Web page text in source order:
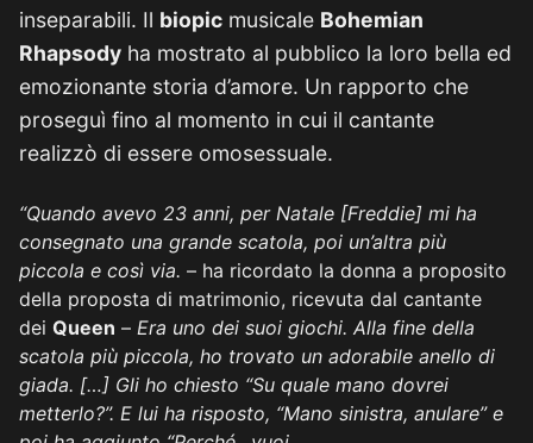
inseparabili. Il biopic musicale Bohemian
Rhapsody ha mostrato al pubblico la loro bella ed
emozionante storia d’amore. Un rapporto che
proseguì fino al momento in cui il cantante
realizzò di essere omosessuale.
“Quando avevo 23 anni, per Natale [Freddie] mi ha
consegnato una grande scatola, poi un’altra più
piccola e così via. – ha ricordato la donna a proposito
della proposta di matrimonio, ricevuta dal cantante
dei Queen – Era uno dei suoi giochi. Alla fine della
scatola più piccola, ho trovato un adorabile anello di
giada. […] Gli ho chiesto “Su quale mano dovrei
metterlo?”. E lui ha risposto, “Mano sinistra, anulare” e